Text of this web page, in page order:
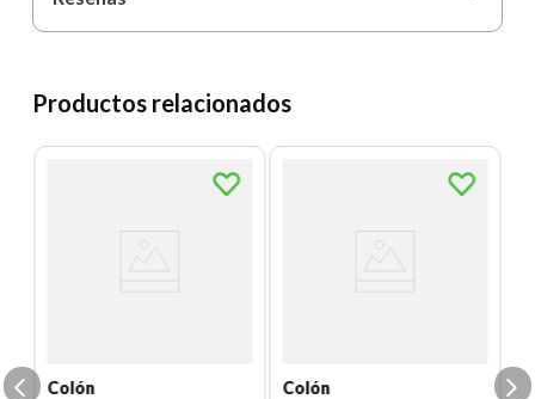
Productos relacionados
Colón Colón